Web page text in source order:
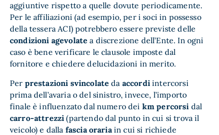
aggiuntive rispetto a quelle dovute periodicamente.
Per le affiliazioni (ad esempio, per i soci in possesso
della tessera ACI) potrebbero essere previste delle
condizioni agevolate a discrezione dell’Ente. In ogni
caso è bene verificare le clausole imposte dal
fornitore e chiedere delucidazioni in merito.
Per prestazioni svincolate da accordiintercorsi
prima dell’avaria o del sinistro, invece, l’importo
finale è influenzato dal numero dei km percorsi dal
carro-attrezzi (partendo dal punto in cui si trova il
veicolo) e dalla fascia orariain cui si richiede